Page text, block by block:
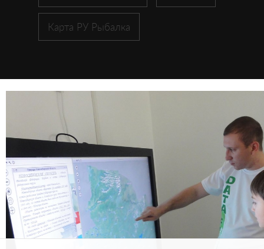
Карта РУ Рыбалка